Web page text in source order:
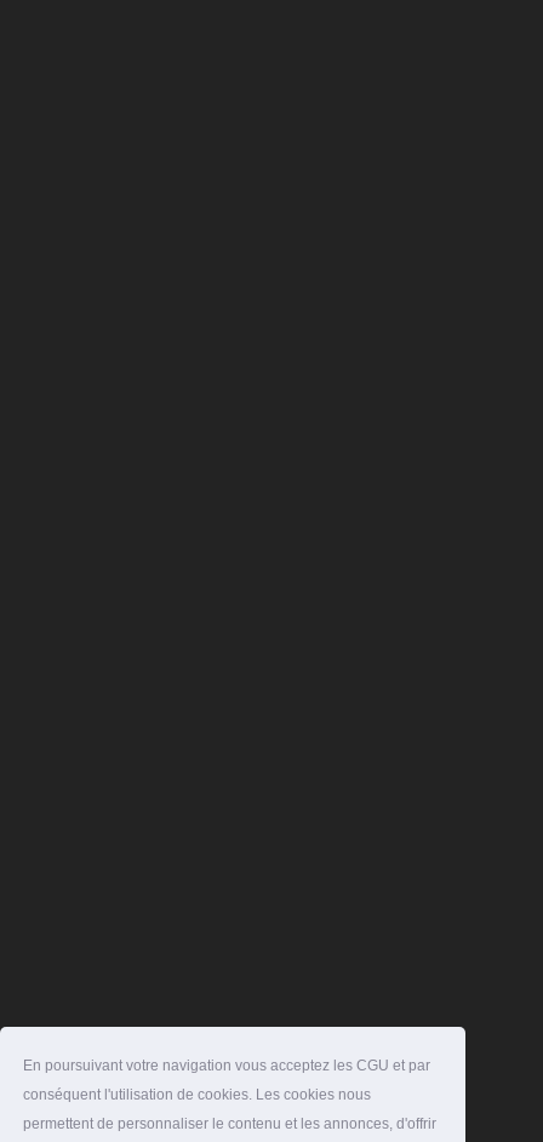
En poursuivant votre navigation vous acceptez les CGU et par
conséquent l'utilisation de cookies. Les cookies nous
permettent de personnaliser le contenu et les annonces, d'offrir